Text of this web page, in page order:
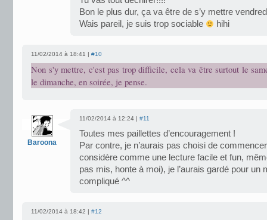
Bon le plus dur, ça va être de s’y mettre
Wais pareil, je suis trop sociable
hihi
11/02/2014 à 18:41 | #10
Non s'y mettre, c'est pas trop difficile, cela va être surtout le
le dimanche, en soirée, je pense.
Baroona
11/02/2014 à 12:24 | #11
Toutes mes paillettes d’encouragement !
Par contre, je n’aurais pas choisi de
considère comme une lecture facile et fun,
pas mis, honte à moi), je l’aurais gardé pour un
compliqué ^^
11/02/2014 à 18:42 | #12